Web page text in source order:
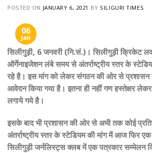
POSTED ON JANUARY 6, 2021 BY SILIGURI TIMES
06
Jan
सिलीगुड़ी, 6 जनवरी (नि.सं.)। सिलीगुड़ी क्रिकेट
ऑर्गेनाइजेशन लंबे समय से अंतर्राष्ट्रीय स्तर के
रहे है। इस मांग को लेकर संगठन की ओर से प्रशासन
आवेदन किया गया है। इतना ही नहीं गण हस्तेक्षर
लगाये गये है।
इसके बाद भी प्रशासन की ओर से अभी तक कोई
अंतर्राष्ट्रीय स्तर के स्टेडियम की मांग में आज फिर एक
सिलीगुड़ी जर्नलिस्ट्स क्लब में एक पत्रकार सम्मेलन